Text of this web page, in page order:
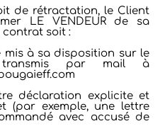
de rétractation, le Client
LE VENDEUR de sa
contrat soit :
mis à sa disposition sur le
par mail à
déclaration explicite et
(par exemple, une lettre
avec accusé de